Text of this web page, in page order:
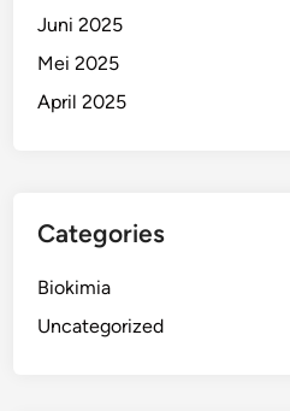
Juni 2025
Mei 2025
April 2025
Categories
Biokimia
Uncategorized